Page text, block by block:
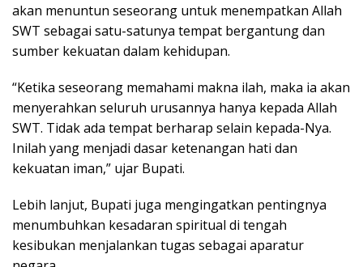
akan menuntun seseorang untuk menempatkan Allah
SWT sebagai satu-satunya tempat bergantung dan
sumber kekuatan dalam kehidupan.
“Ketika seseorang memahami makna ilah, maka ia akan
menyerahkan seluruh urusannya hanya kepada Allah
SWT. Tidak ada tempat berharap selain kepada-Nya.
Inilah yang menjadi dasar ketenangan hati dan
kekuatan iman,” ujar Bupati.
Lebih lanjut, Bupati juga mengingatkan pentingnya
menumbuhkan kesadaran spiritual di tengah
kesibukan menjalankan tugas sebagai aparatur